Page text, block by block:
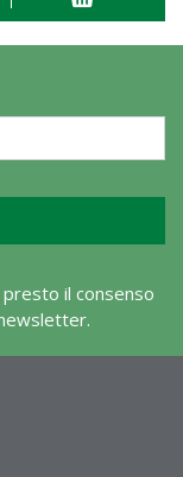
presto il consenso